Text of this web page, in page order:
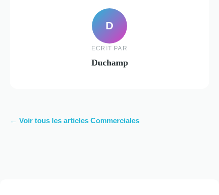
D
ECRIT PAR
Duchamp
← Voir tous les articles Commerciales